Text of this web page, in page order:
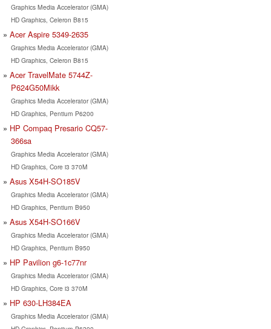
Graphics Media Accelerator (GMA)
HD Graphics, Celeron B815
Acer Aspire 5349-2635
Graphics Media Accelerator (GMA)
HD Graphics, Celeron B815
Acer TravelMate 5744Z-
P624G50Mikk
Graphics Media Accelerator (GMA)
HD Graphics, Pentium P6200
HP Compaq Presario CQ57-
366sa
Graphics Media Accelerator (GMA)
HD Graphics, Core i3 370M
Asus X54H-SO185V
Graphics Media Accelerator (GMA)
HD Graphics, Pentium B950
Asus X54H-SO166V
Graphics Media Accelerator (GMA)
HD Graphics, Pentium B950
HP Pavilion g6-1c77nr
Graphics Media Accelerator (GMA)
HD Graphics, Core i3 370M
HP 630-LH384EA
Graphics Media Accelerator (GMA)